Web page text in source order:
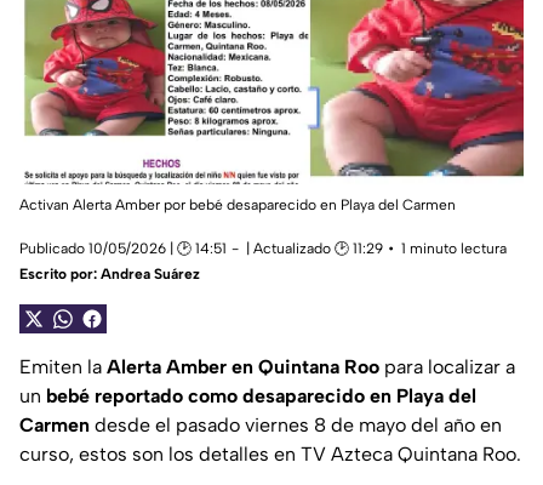
Activan Alerta Amber por bebé desaparecido en Playa del Carmen
Publicado 10/05/2026 | 🕑 14:51 | Actualizado 🕑 11:29
1 minuto lectura
Escrito por: Andrea Suárez
Emiten la Alerta Amber en Quintana Roo para localizar a
un bebé reportado como desaparecido en Playa del
Carmen desde el pasado viernes 8 de mayo del año en
curso, estos son los detalles en TV Azteca Quintana Roo.